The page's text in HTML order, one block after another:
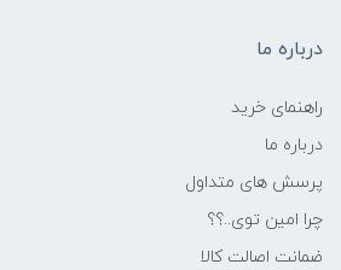
درباره ما
راهنمای خرید
درباره ما
پرسش های متداول
چرا امین توی..؟؟
ضمانت اصالت کالا